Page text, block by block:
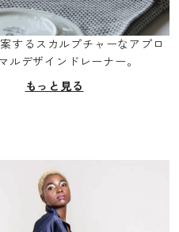
するスカルプチャーなアプロ
ルデザインドレーナー。
もっと見る